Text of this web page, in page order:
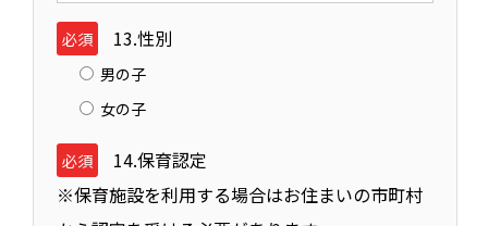
必須 13.性別
男の子
女の子
必須
14.保育認定
※保育施設を利用する場合はお住まいの市町村